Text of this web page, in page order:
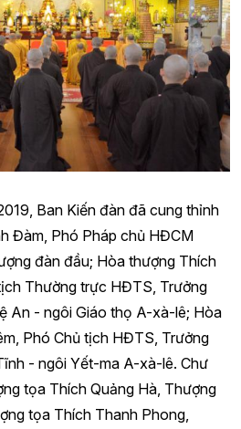
Ban Kiến đàn đã cung thỉnh
Đàm, Phó Pháp chủ HĐCM
đàn đầu; Hòa thượng Thích
Thường trực HĐTS, Trưởng
An - ngôi Giáo thọ A-xà-lê; Hòa
Phó Chủ tịch HĐTS, Trưởng
- ngôi Yết-ma A-xà-lê. Chư
tọa Thích Quảng Hà, Thượng
tọa Thích Thanh Phong,